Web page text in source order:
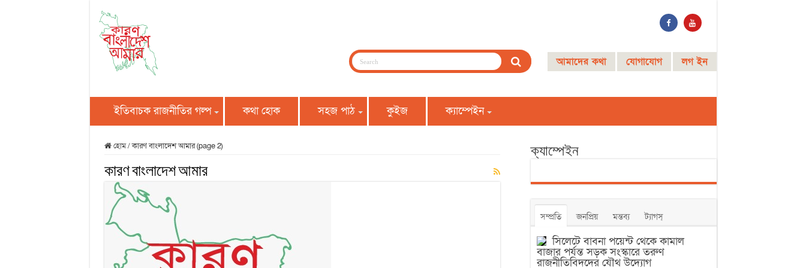
আমাদের কথা যোগাযোগ লগ ইন
ইতিবাচক রাজনীতির গল্প কথা হোক সহজ পাঠ কুইজ ক্যাম্পেইন
হোম/কারণ বাংলাদেশ আমার (page 2)
কারণ বাংলাদেশ আমার
ক্যাম্পেইন
সম্প্রতি জনপ্রিয় মন্তব্য ট্যাগস্
সিলেটে বাবনা পয়েন্ট থেকে কামাল
বাজার পর্যন্ত সড়ক সংস্কারে তরুণ
রাজনীতিবিদদের যৌথ উদ্যোগ